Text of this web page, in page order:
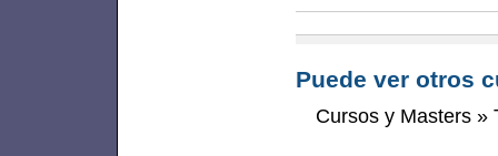
Puede ver otros
Cursos y Masters »